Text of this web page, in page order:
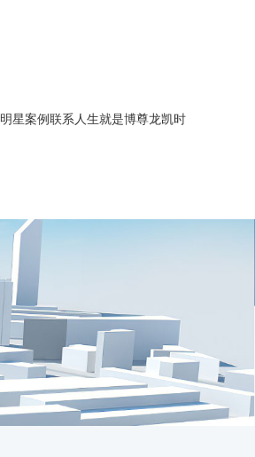
明星案例
智慧供热
联系人生就是博尊龙凯时